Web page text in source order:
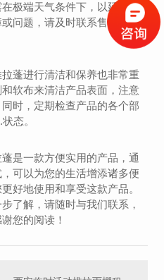
极端天气条件下，以延长其
问题，请及时联系售后服务
蓬进行清洁和保养也非常重
软布来清洁产品表面，注意
时，定期检查产品的各个部
态。
是一款方便实用的产品，通
可以为您的生活增添诸多便
好地使用和享受这款产品。
了解，请随时与我们联系，
您的阅读！